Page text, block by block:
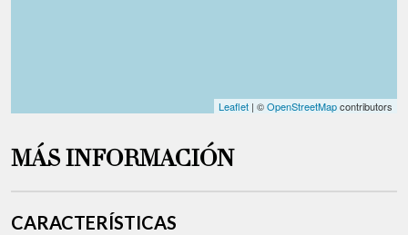
Leaflet | ©OpenStreetMapcontributors
MÁS INFORMACIÓN
CARACTERÍSTICAS